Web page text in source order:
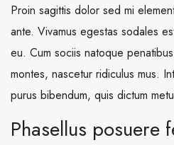
Proin sagittis dolor sed mi
ante. Vivamus egestas sodales
eu. Cum sociis natoque
montes, nascetur ridiculus mus.
purus bibendum, quis dictum
Phasellus posuere